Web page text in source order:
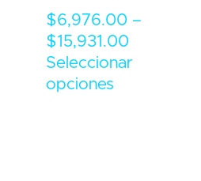
$6,976.00 –
$15,931.00
Seleccionar
opciones